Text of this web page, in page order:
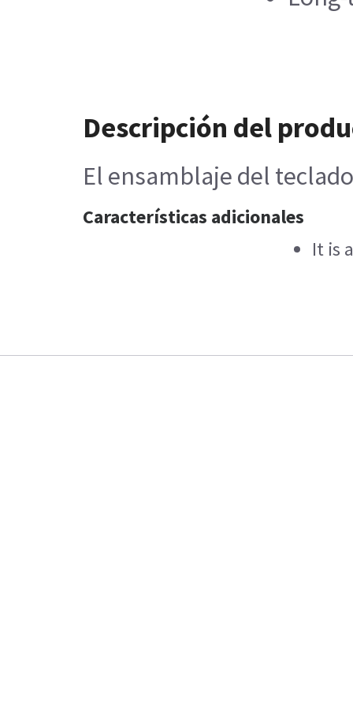
Descripción del
El ensamblaje del
Características adicionales
It is